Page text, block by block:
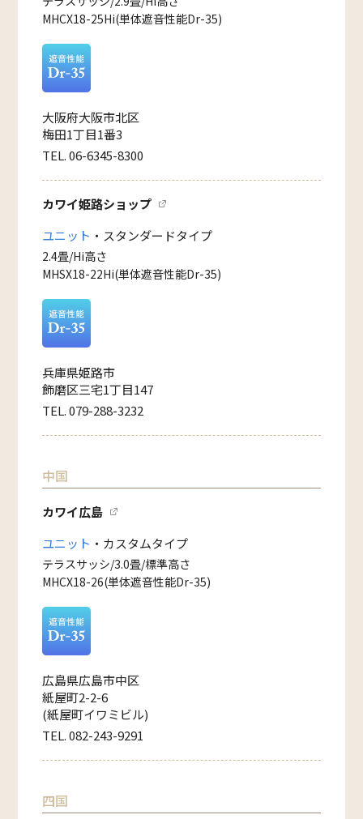
MHCX18-25Hi(単体遮音性能Dr-35)
大阪府大阪市北区
梅田1丁目1番3
TEL. 06-6345-8300
カワイ姫路ショップ
ユニット ・スタンダードタイプ
2.4畳/Hi高さ
MHSX18-22Hi(単体遮音性能Dr-35)
兵庫県姫路市
飾磨区三宅1丁目147
TEL. 079-288-3232
中国
カワイ広島
ユニット ・カスタムタイプ
テラスサッシ/3.0畳/標準高さ
MHCX18-26(単体遮音性能Dr-35)
広島県広島市中区
紙屋町2-2-6
(紙屋町イワミビル)
TEL. 082-243-9291
四国